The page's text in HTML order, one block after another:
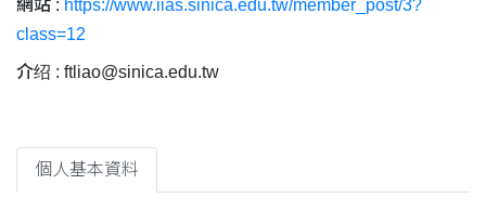
網站 : https://www.iias.sinica.edu.tw/member_post/3?
class=12
介绍 : ftliao@sinica.edu.tw
個人基本資料